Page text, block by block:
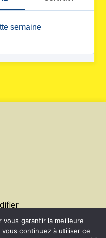
garantir la meilleure
continuez à utiliser ce